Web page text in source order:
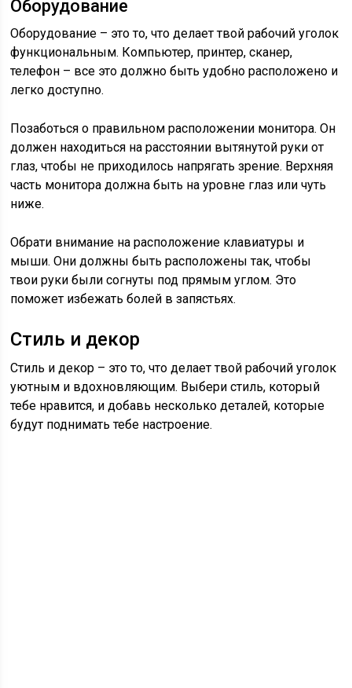
Оборудование
Оборудование – это то, что делает твой рабочий уголок
функциональным. Компьютер, принтер, сканер,
телефон – все это должно быть удобно расположено и
легко доступно.
Позаботься о правильном расположении монитора. Он
должен находиться на расстоянии вытянутой руки от
глаз, чтобы не приходилось напрягать зрение. Верхняя
часть монитора должна быть на уровне глаз или чуть
ниже.
Обрати внимание на расположение клавиатуры и
мыши. Они должны быть расположены так, чтобы
твои руки были согнуты под прямым углом. Это
поможет избежать болей в запястьях.
Стиль и декор
Стиль и декор – это то, что делает твой рабочий уголок
уютным и вдохновляющим. Выбери стиль, который
тебе нравится, и добавь несколько деталей, которые
будут поднимать тебе настроение.